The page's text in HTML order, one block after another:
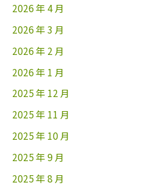
2026 年 4 月
2026 年 3 月
2026 年 2 月
2026 年 1 月
2025 年 12 月
2025 年 11 月
2025 年 10 月
2025 年 9 月
2025 年 8 月